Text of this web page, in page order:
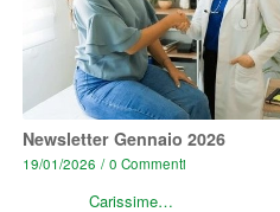
Newsletter Gennaio 2026
19/01/2026 / 0 Commenti
Carissime…